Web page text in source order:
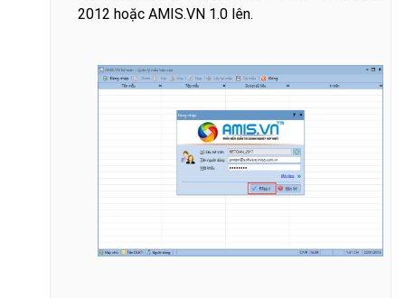
2012 hoặc AMIS.VN 1.0 lên.